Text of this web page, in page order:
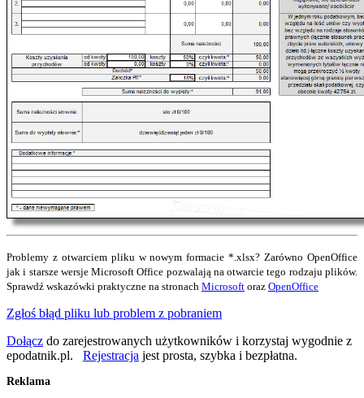
Problemy z otwarciem pliku w nowym formacie *.xlsx? Zarówno OpenOffice
jak i starsze wersje Microsoft Office pozwalają na otwarcie tego rodzaju plików.
Sprawdź wskazówki praktyczne na stronach Microsoft oraz OpenOffice
Zgłoś błąd pliku lub problem z pobraniem
Dołącz do zarejestrowanych użytkowników i korzystaj wygodnie z
epodatnik.pl. Rejestracja jest prosta, szybka i bezpłatna.
Reklama